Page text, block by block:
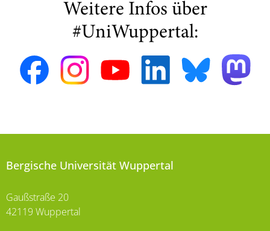
Weitere Infos über
#UniWuppertal:
Bergische Universität Wuppertal
Gaußstraße 20
42119 Wuppertal